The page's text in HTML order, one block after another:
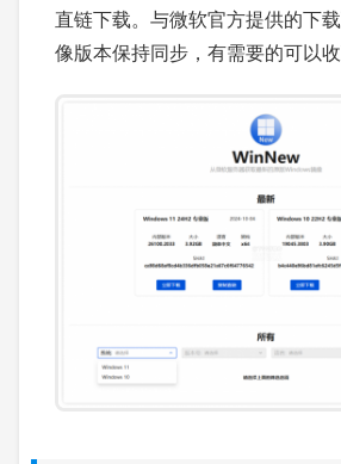
直链下载。与微软官方提供的下
像版本保持同步，有需要的可以收